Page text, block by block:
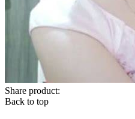
Share product:
Back to top